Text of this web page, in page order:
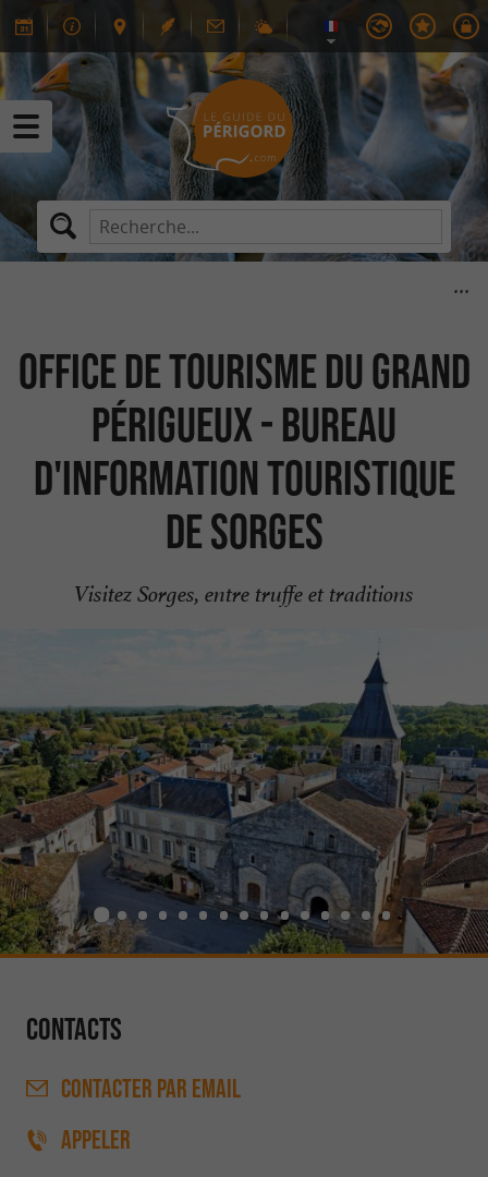
Office de Tourisme du Grand
Périgueux - Bureau
d'information touristique
de Sorges
Visitez Sorges, entre truffe et traditions
Contacts
CONTACTER PAR EMAIL
APPELER